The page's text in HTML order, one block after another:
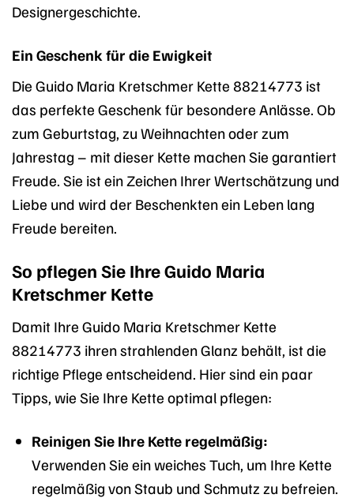
Designergeschichte.
Ein Geschenk für die Ewigkeit
Die Guido Maria Kretschmer Kette 88214773 ist
das perfekte Geschenk für besondere Anlässe. Ob
zum Geburtstag, zu Weihnachten oder zum
Jahrestag – mit dieser Kette machen Sie garantiert
Freude. Sie ist ein Zeichen Ihrer Wertschätzung und
Liebe und wird der Beschenkten ein Leben lang
Freude bereiten.
So pflegen Sie Ihre Guido Maria
Kretschmer Kette
Damit Ihre Guido Maria Kretschmer Kette
88214773 ihren strahlenden Glanz behält, ist die
richtige Pflege entscheidend. Hier sind ein paar
Tipps, wie Sie Ihre Kette optimal pflegen:
Reinigen Sie Ihre Kette regelmäßig:
Verwenden Sie ein weiches Tuch, um Ihre Kette
regelmäßig von Staub und Schmutz zu befreien.